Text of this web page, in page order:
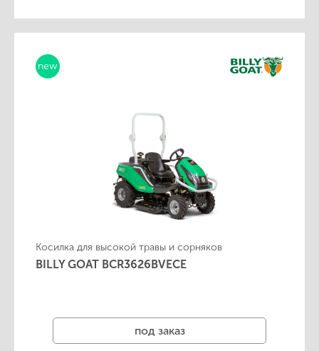
new
Косилка для высокой травы и сорняков
BILLY GOAT BCR3626BVECE
под заказ